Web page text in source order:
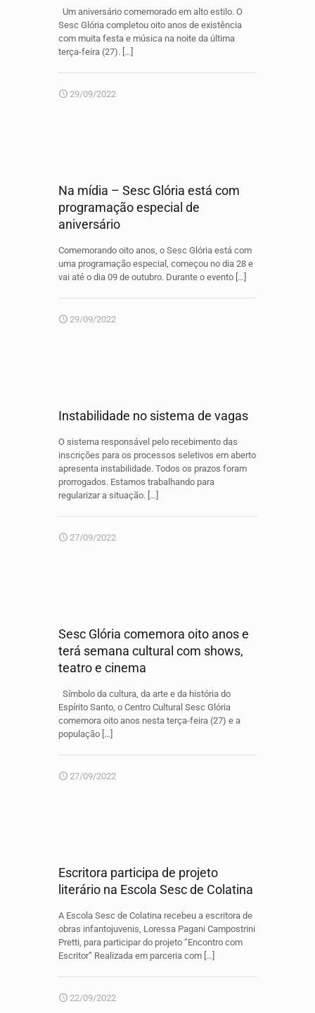
Um aniversário comemorado em alto estilo. O
Sesc Glória completou oito anos de existência
com muita festa e música na noite da última
terça-feira (27). […]
29/09/2022
Na mídia – Sesc Glória está com
programação especial de
aniversário
Comemorando oito anos, o Sesc Glória está com
uma programação especial, começou no dia 28 e
vai até o dia 09 de outubro. Durante o evento […]
29/09/2022
Instabilidade no sistema de vagas
O sistema responsável pelo recebimento das
inscrições para os processos seletivos em aberto
apresenta instabilidade. Todos os prazos foram
prorrogados. Estamos trabalhando para
regularizar a situação. […]
27/09/2022
Sesc Glória comemora oito anos e
terá semana cultural com shows,
teatro e cinema
Símbolo da cultura, da arte e da história do
Espírito Santo, o Centro Cultural Sesc Glória
comemora oito anos nesta terça-feira (27) e a
população […]
27/09/2022
Escritora participa de projeto
literário na Escola Sesc de Colatina
A Escola Sesc de Colatina recebeu a escritora de
obras infantojuvenis, Loressa Pagani Campostrini
Pretti, para participar do projeto “Encontro com
Escritor” Realizada em parceria com […]
22/09/2022